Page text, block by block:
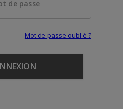
Mot de passe oublié ?